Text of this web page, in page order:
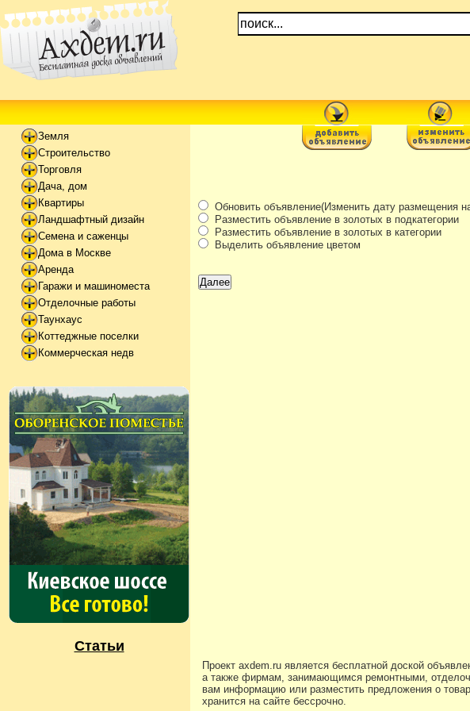
Земля
Строительство
Торговля
Дача, дом
Квартиры
Ландшафтный дизайн
Семена и саженцы
Дома в Москве
Аренда
Гаражи и машиноместа
Отделочные работы
Таунхаус
Коттеджные поселки
Коммерческая недв
Статьи
Обновить объявление(Изменить дату размещения
Разместить объявление в золотых в подкатегории
Разместить объявление в золотых в категории
Выделить объявление цветом
Проект axdem.ru является бесплатной доской
а также фирмам, занимающимся ремонтными,
вам информацию или разместить предложения о
хранится на сайте бессрочно.